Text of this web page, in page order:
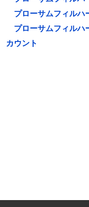
プローサムフィルハ
プローサムフィルハ
カウント